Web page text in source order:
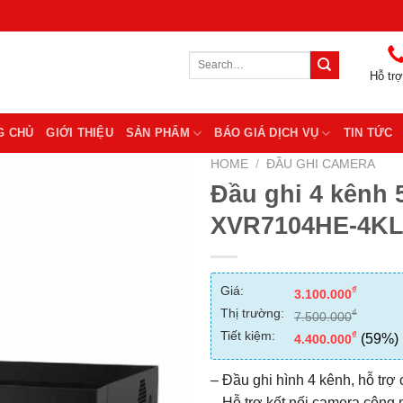
Search
Hỗ
CHỦ GIỚI THIỆU SẢN PHẨM BÁO GIÁ DỊCH VỤ TIN TỨC
HOME / ĐẦU GHI CAMERA
Đầu ghi 4 kênh
XVR7104HE-
Giá: 3.100.000₫
Thị trường: 7.500.000₫
Tiết kiệm: 4.400.000₫ (59%)
– Đầu ghi hình 4 kênh, hỗ trợ